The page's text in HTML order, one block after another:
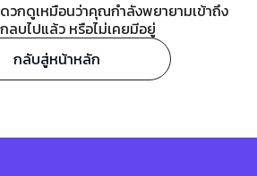
วกดูเหมือนว่าคุณกำลังพยายามเข้าถึง
ลบไปแล้ว หรือไม่เคยมีอยู่
กลับสู่หน้าหลัก